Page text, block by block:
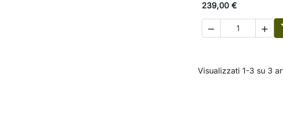
239,00 €
 
Visualizzati 1-3 su 3